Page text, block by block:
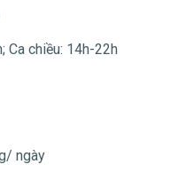
Ca chiều: 14h-22h
ngày